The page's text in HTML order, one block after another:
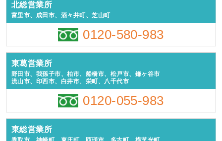
北総営業所
富里市、成田市、酒々井町、芝山町
0120-580-983
東葛営業所
野田市、我孫子市、柏市、船橋市、松戸市、鎌ヶ谷市
流山市、印西市、白井市、栄町、八千代市
0120-055-983
東総営業所